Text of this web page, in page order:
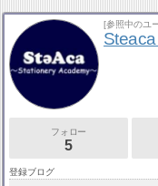
[参照中のユ
フォロー
5
登録ブログ